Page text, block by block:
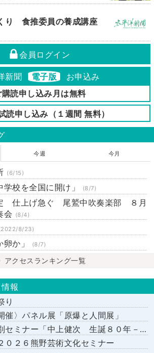
り 食推委員の養成講座
会員ログイン
新聞 電子版
お申込み
購読申し込み月は無料
読申し込み（１週間 無料）
今週 今月
(6/15)
校を全国に開け」 (8/7)
仕上げ急ぐ 尾鷲中吹奏楽部 ８月
会 (8/4)
8/23)
卵か」 (8/7)
アクセスランキング一覧
報
り
催〉パネル展「原爆と人間展」
ー「中上健次 生誕８０年－時代へのまなざし－」
０２６熊野芸術文化セミナー